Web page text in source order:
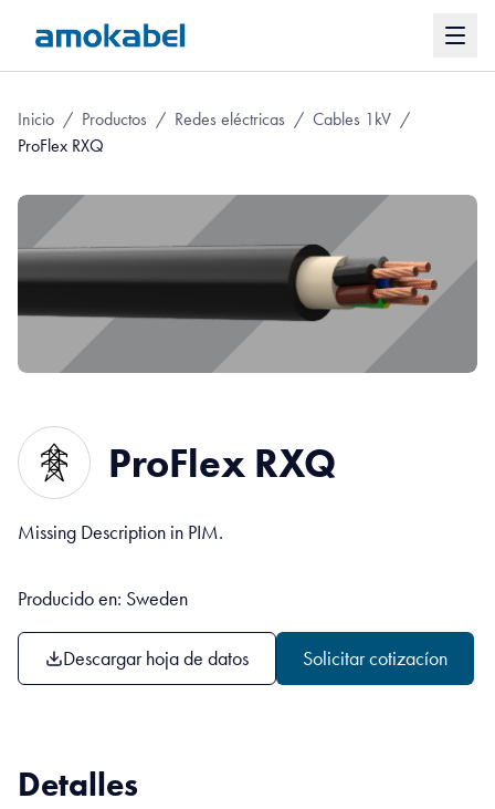
Inicio / Productos / Redes eléctricas / Cables 1kV /
ProFlex RXQ
ProFlex RXQ
Missing Description in PIM.
Producido en: Sweden
Descargar hoja de datos Solicitar cotizacíon
Detalles